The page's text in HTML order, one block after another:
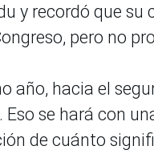
y recordó que
pero no
año, hacia el
se hará con
de cuánto